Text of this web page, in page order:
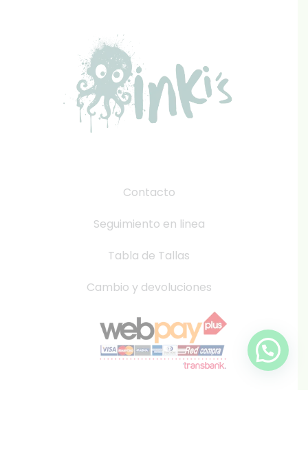
Contacto
Seguimiento en linea
Tabla de Tallas
Cambio y devoluciones